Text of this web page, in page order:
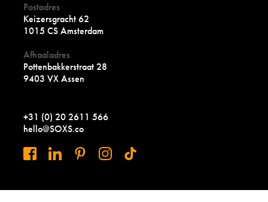
Postadres
Keizersgracht 62
1015 CS Amsterdam
Afhaaladres
Pottenbakkerstraat 28
9403 VX Assen
+31 (0) 20 2611 566
hello@SOXS.co